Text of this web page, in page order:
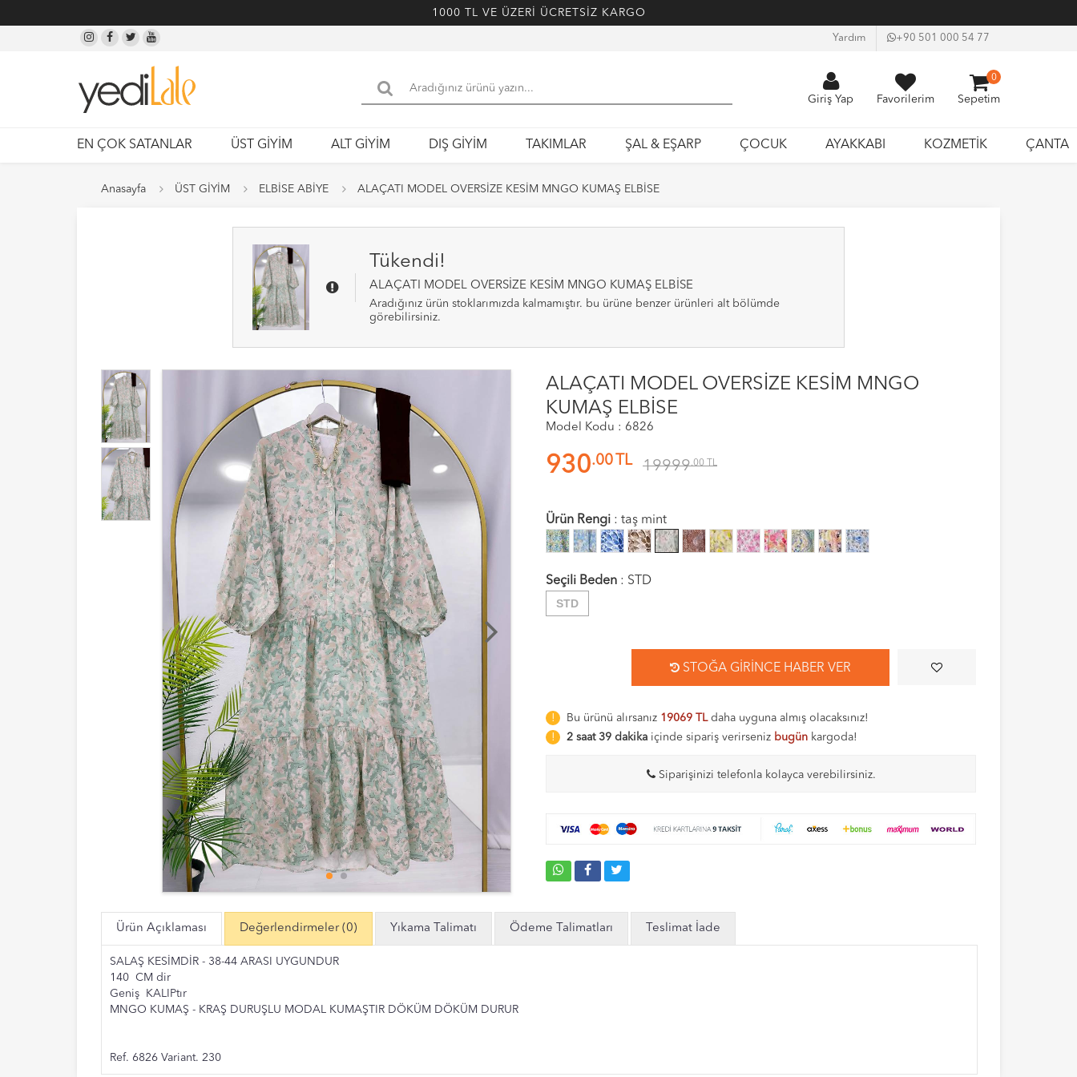
1000 TL VE ÜZERİ ÜCRETSİZ KARGO
Yardım +90 501 000 54 77
Giriş Yap Favorilerim Sepetim
0
EN ÇOK SATANLAR ÜST GİYİM ALT GİYİM DIŞ GİYİM TAKIMLAR ŞAL & EŞARP ÇOCUK AYAKKABI KOZMETİK ÇANTA
Anasayfa ÜST GİYİM ELBİSE ABİYE ALAÇATI MODEL OVERSİZE KESİM MNGO KUMAŞ ELBİSE
Tükendi!
ALAÇATI MODEL OVERSİZE KESİM MNGO KUMAŞ ELBİSE
aradığınız ürün stoklarımızda kalmamıştır. bu ürüne benzer ürünleri alt bölümde
görebilirsiniz.
ALAÇATI MODEL OVERSİZE KESİM MNGO
KUMAŞ ELBİSE
Model Kodu : 6826
930.00 TL 19999.00 TL
Ürün Rengi : taş mint
Seçili Beden : STD
STD
STOĞA GIRINCE HABER VER
Bu ürünü alırsanız 19069 TLdaha uyguna almış olacaksınız!
2 saat 39 dakika içinde sipariş verirseniz bugün kargoda!
Siparişinizi telefonla kolayca verebilirsiniz.
Ürün Açıklaması Değerlendirmeler (0) Yıkama Talimatı Ödeme Talimatları Teslimat İade
SALAŞ KESİMDİR - 38-44 ARASI UYGUNDUR
140 CM dir
Geniş KALIPtır
MNGO KUMAŞ - KRAŞ DURUŞLU MODAL KUMAŞTIR DÖKÜM DÖKÜM DURUR
Ref. 6826 Variant. 230